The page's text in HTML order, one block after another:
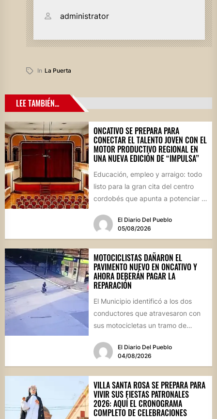
administrator
In La Puerta
LEE TAMBIÉN...
ONCATIVO SE PREPARA PARA
CONECTAR EL TALENTO JOVEN CON EL
MOTOR PRODUCTIVO REGIONAL EN
UNA NUEVA EDICIÓN DE “IMPULSA”
Educación, empleo y arraigo: todo
listo para la gran cita del centro
cordobés que apunta a potenciar el
El Diario Del Pueblo
05/08/2026
MOTOCICLISTAS DAÑARON EL
PAVIMENTO NUEVO EN ONCATIVO Y
AHORA DEBERÁN PAGAR LA
REPARACIÓN
El Municipio identificó a los dos
conductores que atravesaron con
sus motocicletas un tramo de
calle...
El Diario Del Pueblo
04/08/2026
VILLA SANTA ROSA SE PREPARA PARA
VIVIR SUS FIESTAS PATRONALES
2026: AQUÍ EL CRONOGRAMA
COMPLETO DE CELEBRACIONES